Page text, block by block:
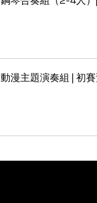
動漫主題演奏組 | 初